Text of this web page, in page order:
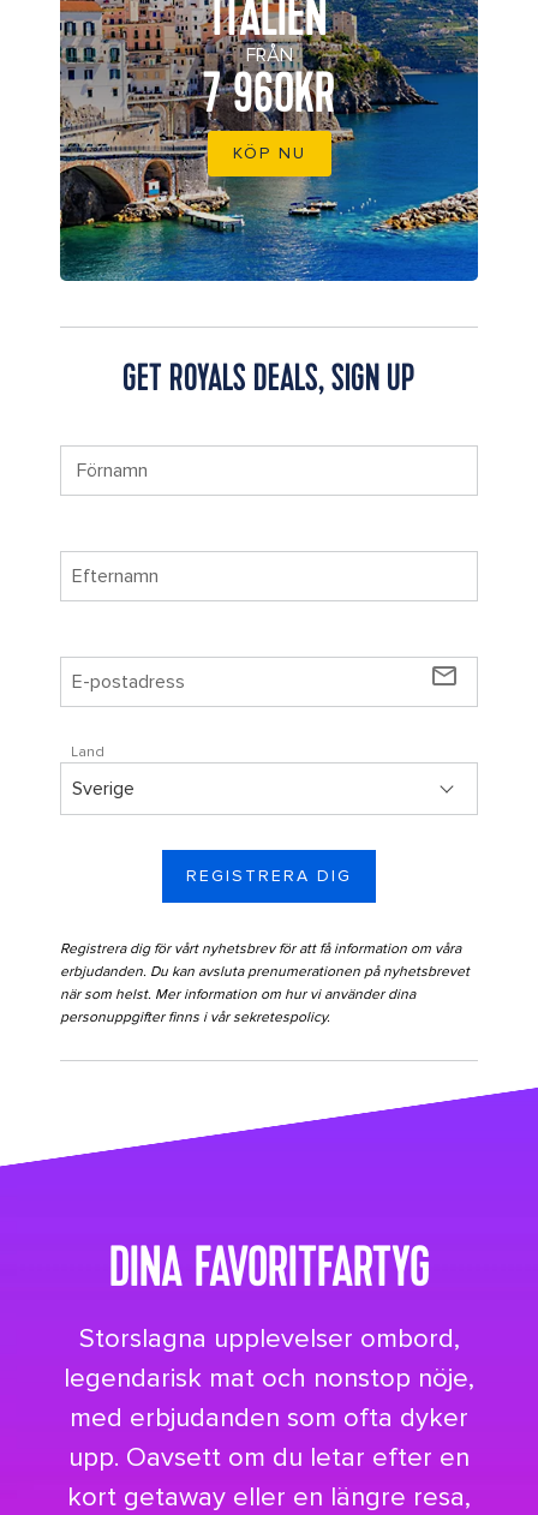
ITALIEN
FRÅN
7 960KR
KÖP NU
GET ROYALS DEALS, SIGN UP
mail_outline
Land
REGISTRERA DIG
Registrera dig för vårt nyhetsbrev för att få information om våra
erbjudanden. Du kan avsluta prenumerationen på nyhetsbrevet
när som helst. Mer information om hur vi använder dina
personuppgifter finns i vårsekretespolicy.
its big time gradient option a 8
DINA FAVORITFARTYG
Storslagna upplevelser ombord,
legendarisk mat och nonstop nöje,
med erbjudanden som ofta dyker
upp. Oavsett om du letar efter en
kort getaway eller en längre resa,